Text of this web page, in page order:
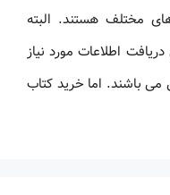
مختلف هستند. البته
اطلاعات مورد نیاز
می باشند. اما خرید کتاب